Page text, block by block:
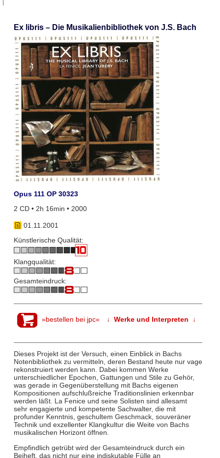
Ex libris – Die Musikalienbibliothek von J.S. Bach
Opus 111 OP 30323
2 CD • 2h 16min • 2000
01.11.2001
Künstlerische Qualität:
Klangqualität:
Gesamteindruck:
»bestellen bei jpc« ↓ Werke und Interpreten ↓
Dieses Projekt ist der Versuch, einen Einblick in Bachs
Notenbibliothek zu vermitteln, deren Bestand heute nur vage
rekonstruiert werden kann. Dabei kommen Werke
unterschiedlicher Epochen, Gattungen und Stile zu Gehör,
was gerade in Gegenüberstellung mit Bachs eigenen
Kompositionen aufschlußreiche Traditionslinien erkennbar
werden läßt. La Fenice und seine Solisten sind allesamt
sehr engagierte und kompetente Sachwalter, die mit
profunder Kenntnis, geschultem Geschmack, souveräner
Technik und exzellenter Klangkultur die Weite von Bachs
musikalischen Horizont öffnen.
Empfindlich getrübt wird der Gesamteindruck durch ein
Beiheft, das nicht nur eine indiskutable Fülle an